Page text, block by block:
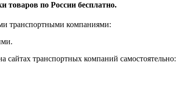
товаров по России бесплатно.
транспортными компаниями:
сайтах транспортных компаний самостоятельно: